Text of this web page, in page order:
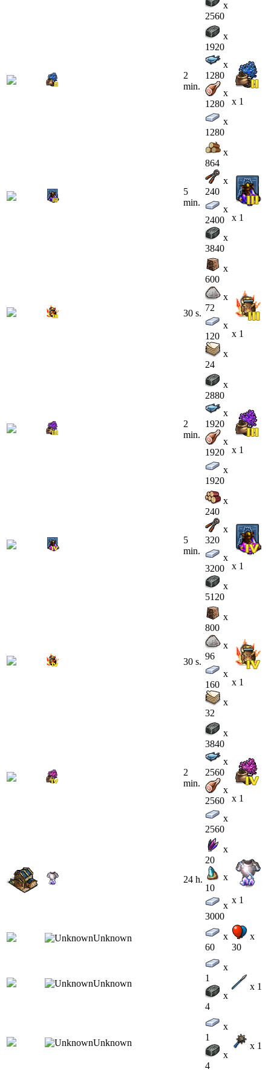
x
2560
2
min.
x
1920
x
1280
x
1280
x
1280
x 1
5
min.
x
864
x
240
x
2400
x
3840
x 1
30 s.
x
600
x
72
x
120
x
24
x 1
2
min.
x
2880
x
1920
x
1920
x
1920
x 1
5
min.
x
240
x
320
x
3200
x
5120
x 1
30 s.
x
800
x
96
x
160
x
32
x 1
2
min.
x
3840
x
2560
x
2560
x
2560
x 1
24 h.
x
20
x
10
x
3000
x 1
x
60
x
30
x
1
x
4
x 1
x
1
x
4
x 1